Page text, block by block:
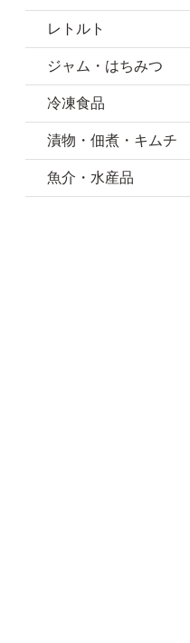
レトルト
ジャム・はちみつ
冷凍食品
漬物・佃煮・キムチ
魚介・水産品